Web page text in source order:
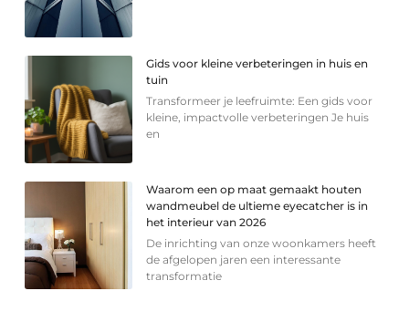
Gids voor kleine verbeteringen in huis en
tuin
Transformeer je leefruimte: Een gids voor
kleine, impactvolle verbeteringen Je huis
en
Waarom een op maat gemaakt houten
wandmeubel de ultieme eyecatcher is in
het interieur van 2026
De inrichting van onze woonkamers heeft
de afgelopen jaren een interessante
transformatie